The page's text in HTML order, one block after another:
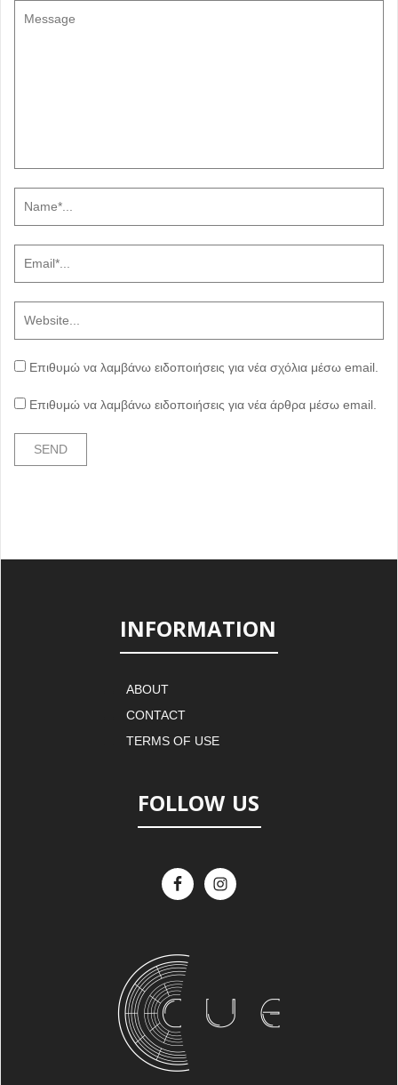
Επιθυμώ να λαμβάνω ειδοποιήσεις για νέα σχόλια μέσω email.
Επιθυμώ να λαμβάνω ειδοποιήσεις για νέα άρθρα μέσω email.
INFORMATION
ABOUT
CONTACT
TERMS OF USE
FOLLOW US